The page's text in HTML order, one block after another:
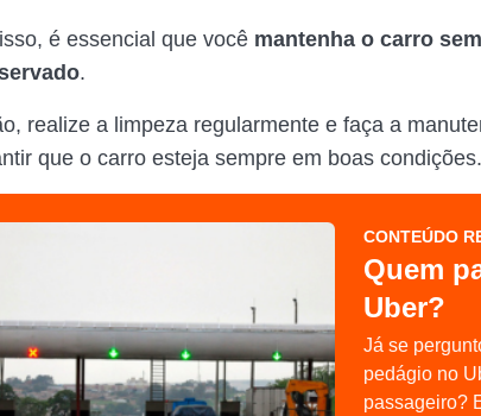
é essencial que você mantenha o carro
.
realize a limpeza regularmente e faça a
que o carro esteja sempre em boas condições.
CONTEÚDO
Quem
Uber?
Já se
pedágio no
passageiro?